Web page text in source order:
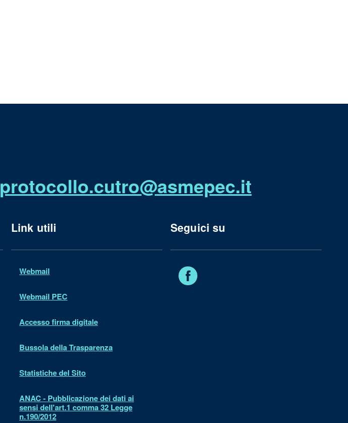
protocollo.cutro@asmepec.it
Link utili
Webmail
Webmail PEC
Accesso firma digitale
Bussola della Trasparenza
Statistiche del Sito
ANAC - Pubblicazione dei dati ai
sensi dell'art.1 comma 32 Legge
n.190/2012
Seguici su